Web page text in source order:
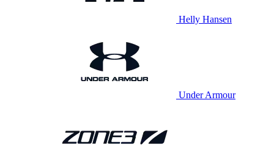
Helly Hansen
Under Armour